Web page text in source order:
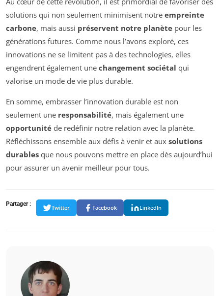
solutions qui non seulement minimisent notre empreinte
carbone, mais aussi préservent notre planète pour les
générations futures. Comme nous l’avons exploré, ces
innovations ne se limitent pas à des technologies, elles
engendrent également une changement sociétal qui
valorise un mode de vie plus durable.
En somme, embrasser l’innovation durable est non
seulement une responsabilité, mais également une
opportunité de redéfinir notre relation avec la planète.
Réfléchissons ensemble aux défis à venir et aux solutions
durables que nous pouvons mettre en place dès aujourd’hui
pour assurer un avenir meilleur pour tous.
Partager :
Twitter Facebook LinkedIn